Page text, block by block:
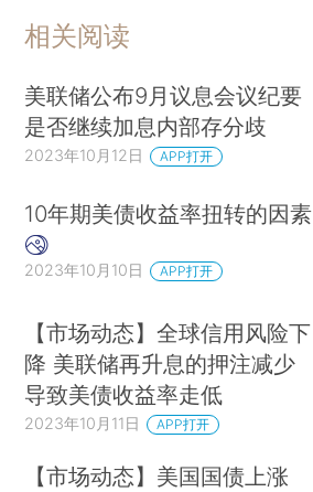
相关阅读
美联储公布9月议息会议纪要
是否继续加息内部存分歧
2023年10月12日 APP打开
10年期美债收益率扭转的因素
2023年10月10日 APP打开
【市场动态】全球信用风险下
降 美联储再升息的押注减少
导致美债收益率走低
2023年10月11日 APP打开
【市场动态】美国国债上涨